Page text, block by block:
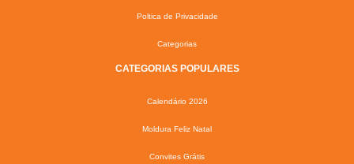
Poltica de Privacidade
Categorias
CATEGORIAS POPULARES
Calendário 2026
Moldura Feliz Natal
Convites Grátis